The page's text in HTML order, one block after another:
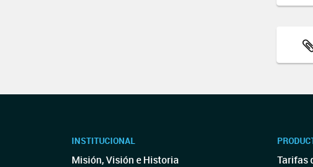
INSTITUCIONAL
Misión, Visión e Historia Tarifas